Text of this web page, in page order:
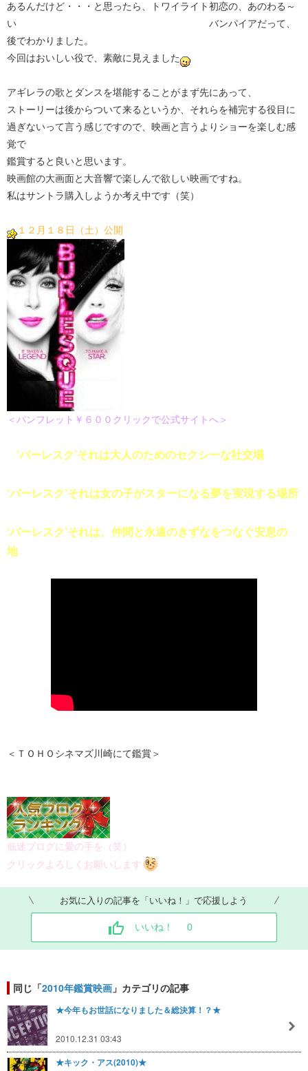
あるんだけど・・・と思ったら、トワイライト初恋の、あのわる～
い バンパイアだって、
後でわかりました。
今回はおいしい役で、素敵に見えました
アギレラの歌とダンスを堪能することがまず先にあって、
ストーリーは後からついて来るというか、それらを補完する役目に
過ぎないって言う感じですので、映画と言うよりショーを楽しむ感
覚で
鑑賞すると良いと思います。
映画館の大画面と大音響で楽しんで欲しい映画ですね。
私はサントラ購入しようか考え中です（笑）
１２月１８日（土）公開
＜パンフレット￥６００クリックで公式サイトへ＞
‘バーレスク’それは大人のためのセクシーな社交場
‘バーレスク’それは女の子がスターになる夢を実現する場所
‘バーレスク’それは、仲間と永遠のきずなをつなぐ安息の
地
＜ＴＯＨＯシネマズ川崎にて鑑賞＞
低迷ブログに愛の手を（笑）
クリックよろしくお願いします
お気に入りの記事を「いいね！」で応援しよう
いいね！ 0
同じ「2010年鑑賞映画 」カテゴリの記事
★今年もお世話になりました＆総決算！？★
2010.12.31 03:43
★キック・アス(2010)★